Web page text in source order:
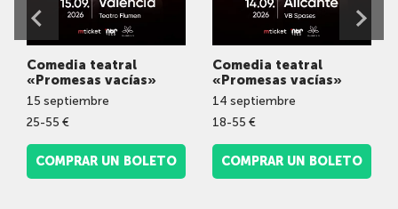
Comedia teatral
«Promesas vacías»
15 septiembre
25-55 €
COMPRAR UN BOLETO
Comedia teatral
«Promesas vacías»
14 septiembre
18-55 €
COMPRAR UN BOLETO